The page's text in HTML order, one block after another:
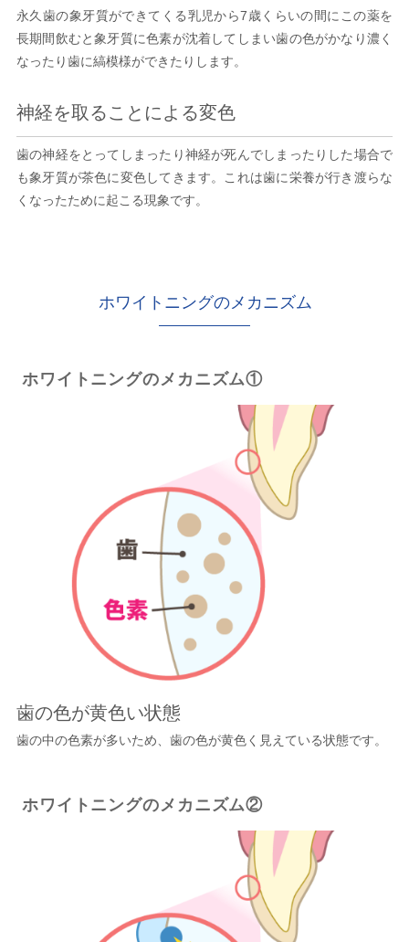
永久歯の象牙質ができてくる乳児から7歳くらいの間にこの薬を
長期間飲むと象牙質に色素が沈着してしまい歯の色がかなり濃く
なったり歯に縞模様ができたりします。
神経を取ることによる変色
歯の神経をとってしまったり神経が死んでしまったりした場合で
も象牙質が茶色に変色してきます。これは歯に栄養が行き渡らな
くなったために起こる現象です。
ホワイトニングのメカニズム
ホワイトニングのメカニズム①
歯の色が黄色い状態
歯の中の色素が多いため、歯の色が黄色く見えている状態です。
ホワイトニングのメカニズム②